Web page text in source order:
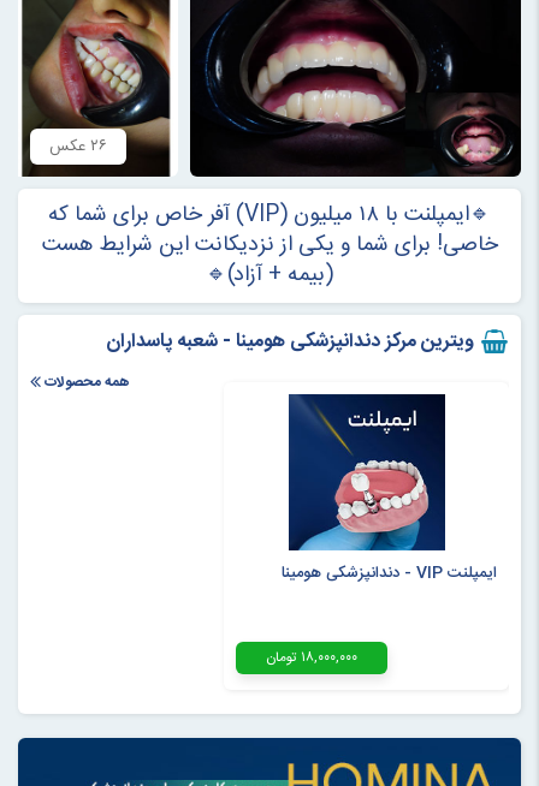
۲۶ عکس
🔹ایمپلنت با ۱۸ میلیون (VIP) آفر خاص برای شما که
خاصی! برای شما و یکی از نزدیکانت این شرایط هست
(بیمه + آزاد)🔹
ویترین مرکز دندانپزشکی هومینا - شعبه پاسداران
همه محصولات
ایمپلنت VIP - دندانپزشکی هومینا
۱۸,۰۰۰,۰۰۰ تومان